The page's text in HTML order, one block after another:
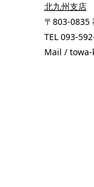
北九州支店
〒803-0835
TEL 093-
Mail /